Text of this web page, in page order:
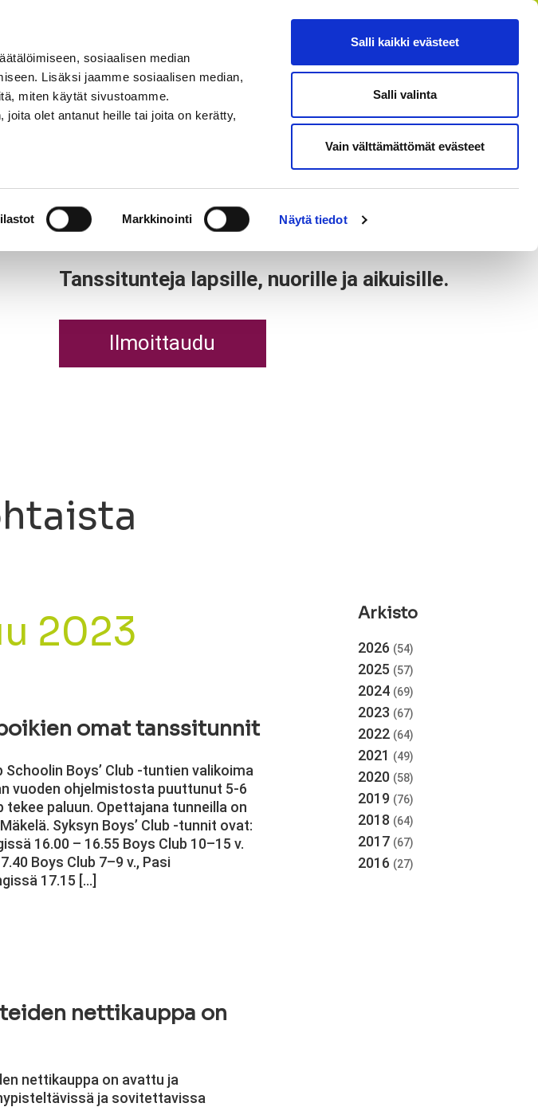
sosiaalisen median
Lisäksi jaamme sosiaalisen median,
miten käytät sivustoamme.
olet antanut heille tai joita on kerätty,
Markkinointi Näytä tiedot
Salli kaikki evästeet
Salli valinta
Vain välttämättömät evästeet
FI SV EN RU
KIRJAUDU MENU
Tervetuloa tanssimaan!
Tanssitunteja lapsille, nuorille ja aikuisille.
Ilmoittaudu
2023
poikien omat tanssitunnit
Schoolin Boys’ Club -tuntien valikoima
vuoden ohjelmistosta puuttunut 5-6
tekee paluun. Opettajana tunneilla on
Syksyn Boys’ Club -tunnit ovat:
16.00 – 16.55 Boys Club 10–15 v.
Boys Club 7–9 v., Pasi
17.15 […]
nettikauppa on
nettikauppa on avattu ja
ja sovitettavissa
Arkisto
2026 (54)
2025 (57)
2024 (69)
2023 (67)
2022 (64)
2021 (49)
2020 (58)
2019 (76)
2018 (64)
2017 (67)
2016 (27)